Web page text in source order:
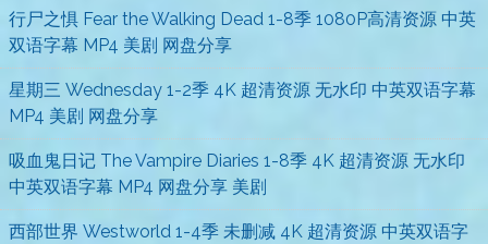
行尸之惧 Fear the Walking Dead 1-8季 1080P高清资源 中英
双语字幕 MP4 美剧 网盘分享
星期三 Wednesday 1-2季 4K 超清资源 无水印 中英双语字幕
MP4 美剧 网盘分享
吸血鬼日记 The Vampire Diaries 1-8季 4K 超清资源 无水印
中英双语字幕 MP4 网盘分享 美剧
西部世界 Westworld 1-4季 未删减 4K 超清资源 中英双语字